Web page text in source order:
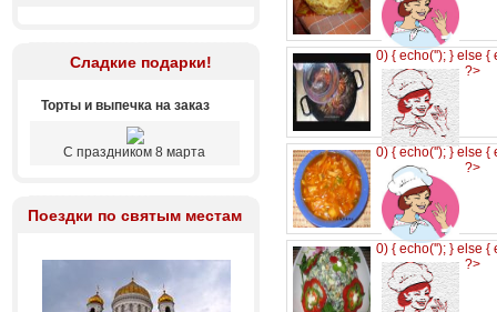
Сладкие подарки!
Торты и выпечка на заказ
С праздником 8 марта
Поездки по святым местам
0) { echo(''); } else {
?>
0) { echo(''); } else {
?>
0) { echo(''); } else {
?>